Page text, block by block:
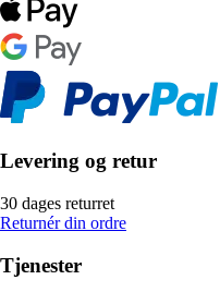
Levering og retur
30 dages returret
Returnér din ordre
Tjenester